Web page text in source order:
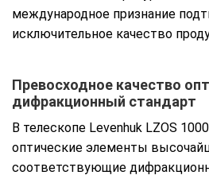
международное признание
исключительное качество
Превосходное качество
дифракционный стандарт
В телескопе Levenhuk LZOS
оптические элементы
соответствующие